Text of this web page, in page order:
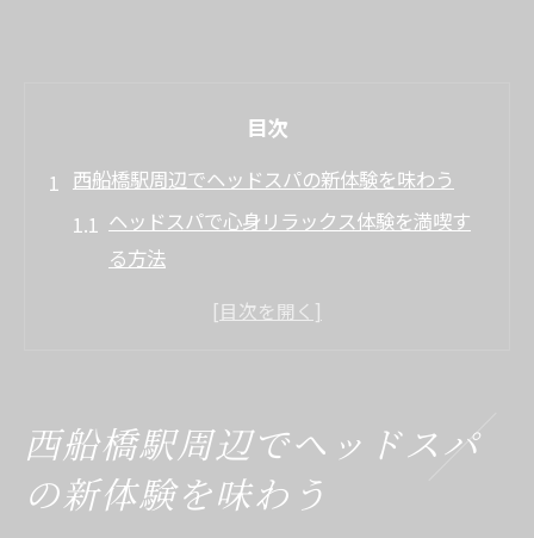
目次
西船橋駅周辺でヘッドスパの新体験を味わう
ヘッドスパで心身リラックス体験を満喫す
る方法
西船橋ヘッドスパ専門店で癒やしを実感す
メンズも満足できるヘッドスパの選び方と
魅力
西船橋駅周辺でヘッドスパ
の新体験を味わう